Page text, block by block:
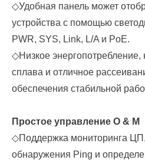
◇Удобная панель может
устройства с помощью
PWR, SYS, Link, L/A и PoE.
◇Низкое
сплава и отличное
обеспечения стабильной
Простое управление O & M
◇Поддержка мониторинга
обнаружения Ping и